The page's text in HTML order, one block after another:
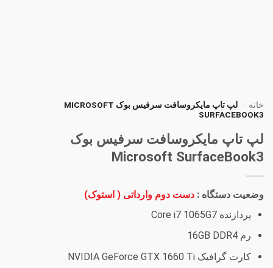
خانه -
لپ تاپ مایکروسافت سرفیس بوک MICROSOFT
SURFACEBOOK3
لپ تاپ مایکروسافت سرفیس بوک
Microsoft SurfaceBook3
وضعیت دستگاه : دست دوم وارداتی ( استوک)
پردازنده Core i7 1065G7
رم 16GB DDR4
کارت گرافیک NVIDIA GeForce GTX 1660 Ti